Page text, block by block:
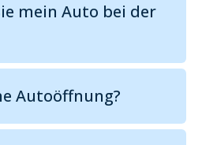
mein Auto bei der
Autoöffnung?